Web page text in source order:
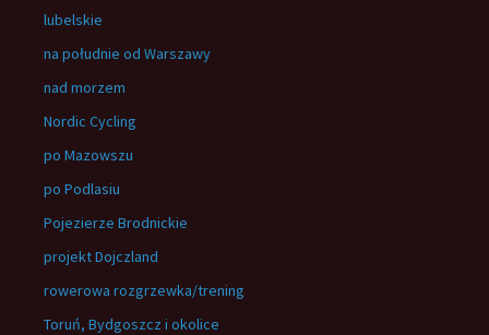
lubelskie
na południe od Warszawy
nad morzem
Nordic Cycling
po Mazowszu
po Podlasiu
Pojezierze Brodnickie
projekt Dojczland
rowerowa rozgrzewka/trening
Toruń, Bydgoszcz i okolice